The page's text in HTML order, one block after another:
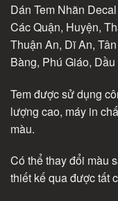
Dán Tem Nhãn
Các Quận, Huyện,
Thuận An, Dĩ An,
Bàng, Phú Giáo,
Tem được sử dụng
lượng cao, máy in
màu.
Có thể thay đổi màu
thiết kế qua được tất